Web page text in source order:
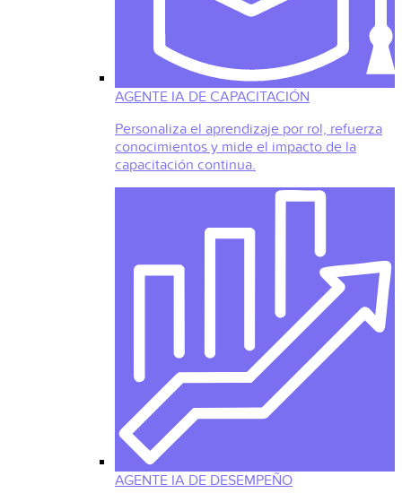
AGENTE IA DE CAPACITACIÓN
Personaliza el aprendizaje por rol, refuerza
conocimientos y mide el impacto de la
capacitación continua.
AGENTE IA DE DESEMPEÑO